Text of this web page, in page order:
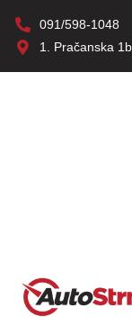
091/598-1048
1. Pračanska